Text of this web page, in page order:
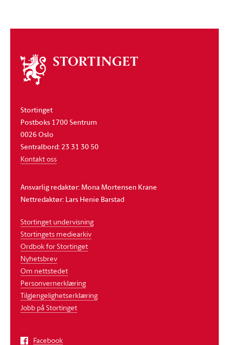
Om
stortinget
Stortinget
Postboks 1700 Sentrum
0026 Oslo
Sentralbord: 23 31 30 50
Kontakt oss
Ansvarlig redaktør: Mona Mortensen Krane
Nettredaktør: Lars Henie Barstad
Stortinget undervisning
Stortingets mediearkiv
Ordbok for Stortinget
Nyhetsbrev
Om nettstedet
Personvernerklæring
Tilgjengelighetserklæring
Jobb på Stortinget
Facebook